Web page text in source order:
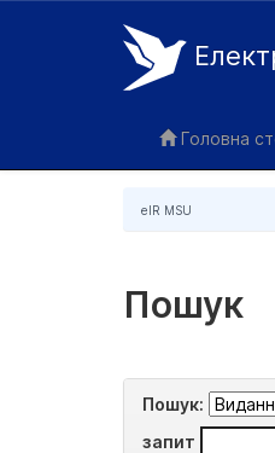
Головна
eIR MSU
Пошук
Пошук:
запит